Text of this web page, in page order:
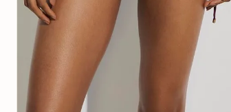
GG
Adicionar na sacola